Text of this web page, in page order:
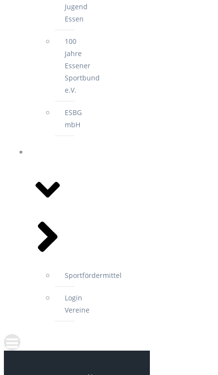
Jugend
Essen
100
Jahre
Essener
Sportbund
e.V.
ESBG
mbH
Sportfördermittel
Login
Vereine